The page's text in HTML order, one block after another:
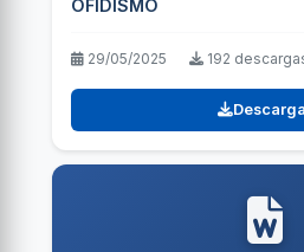
OFIDISMO
29/05/2025 192